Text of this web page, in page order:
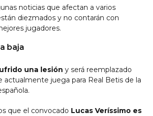
noticias que afectan a varios
diezmados y no contarán con
jugadores.
baja
una lesión y será reemplazado
actualmente juega para Real Betis de la
que el convocado Lucas Veríssimo es